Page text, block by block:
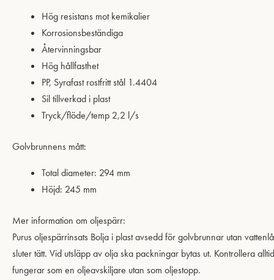
Hög resistans mot kemikalier
Korrosionsbeständiga
Återvinningsbar
Hög hållfasthet
PP, Syrafast rostfritt stål 1.4404
Sil tillverkad i plast
Tryck/flöde/temp 2,2 l/s
Golvbrunnens mått:
Total diameter: 294 mm
Höjd: 245 mm
Mer information om oljespärr:
Purus oljespärrinsats Bolja i plast avsedd för golvbrunnar utan
sluter tätt. Vid utsläpp av olja ska packningar bytas ut. Kontrollera
fungerar som en oljeavskiljare utan som oljestopp.